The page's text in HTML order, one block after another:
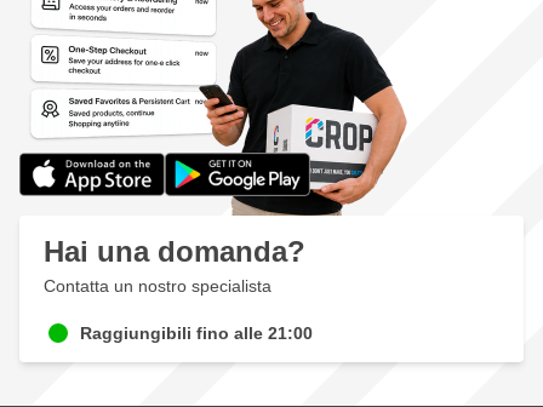
Hai una domanda?
Contatta un nostro specialista
Raggiungibili fino alle 21:00